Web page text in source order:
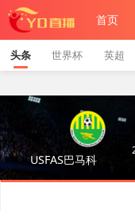
首页
头条 世界杯 英超
USFAS巴马科